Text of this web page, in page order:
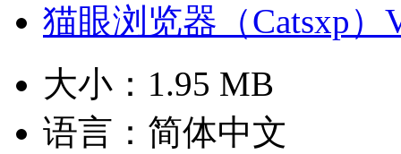
猫眼浏览器（Catsxp）
大小： 1.95 MB
语言： 简体中文